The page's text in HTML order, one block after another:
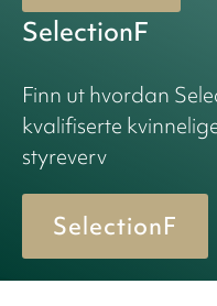
SelectionF
Finn ut hvordan
kvalifiserte
styreverv
SelectionF